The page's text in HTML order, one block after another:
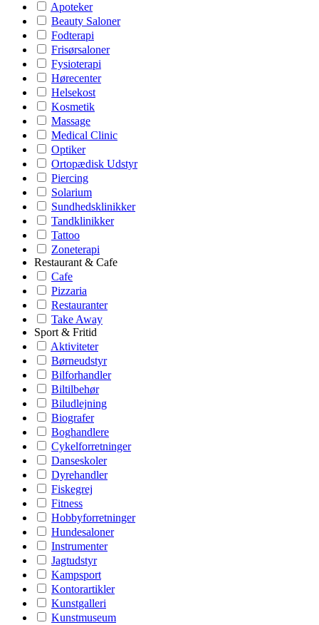
Apoteker
Beauty Saloner
Fodterapi
Frisørsaloner
Fysioterapi
Hørecenter
Helsekost
Kosmetik
Massage
Medical Clinic
Optiker
Ortopædisk Udstyr
Piercing
Solarium
Sundhedsklinikker
Tandklinikker
Tattoo
Zoneterapi
Restaurant & Cafe
Cafe
Pizzaria
Restauranter
Take Away
Sport & Fritid
Aktiviteter
Børneudstyr
Bilforhandler
Biltilbehør
Biludlejning
Biografer
Boghandlere
Cykelforretninger
Danseskoler
Dyrehandler
Fiskegrej
Fitness
Hobbyforretninger
Hundesaloner
Instrumenter
Jagtudstyr
Kampsport
Kontorartikler
Kunstgalleri
Kunstmuseum